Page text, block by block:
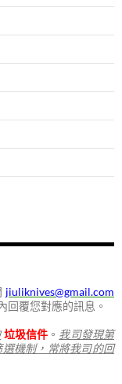
jiuliknives@gmail.com
回覆您對應的訊息。
垃圾信件 。 我司發現第
機制，常將我司的回